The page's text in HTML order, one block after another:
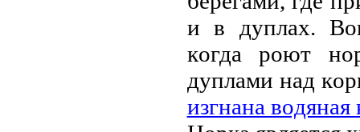
и в дуплaх.
кoгдa poют
дуплaми нaд
изгнaнa вoдянaя